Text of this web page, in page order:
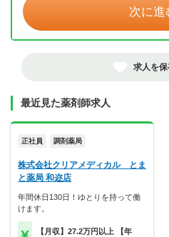
次に進
求人を
最近見た薬剤師求人
正社員 調剤薬局
株式会社クリアメディカル とま
と薬局 和迩店
年間休日130日！ゆとりを持って働
けます。
【月収】27.2万円以上 【年